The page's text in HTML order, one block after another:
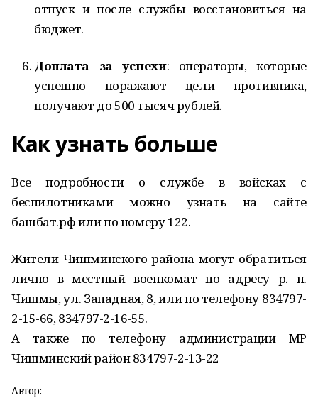
отпуск и после службы восстановиться на
бюджет.
Доплата за успехи: операторы, которые
успешно поражают цели противника,
получают до 500 тысяч рублей.
Как узнать больше
Все подробности о службе в войсках с
беспилотниками можно узнать на сайте
башбат.рф или по номеру 122.
Жители Чишминского района могут обратиться
лично в местный военкомат по адресу р. п.
Чишмы, ул. Западная, 8, или по телефону 834797-
2-15-66, 834797-2-16-55.
А также по телефону администрации МР
Чишминский район 834797-2-13-22
Автор: